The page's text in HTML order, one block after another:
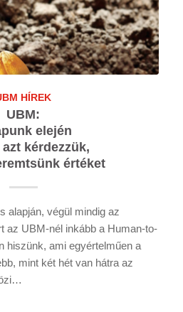
HÍREK
UBM:
elején
kérdezzük,
értéket
alapján, végül mindig az
az UBM-nél inkább a Human-to-
hiszünk, ami egyértelműen a
mint két hét van hátra az